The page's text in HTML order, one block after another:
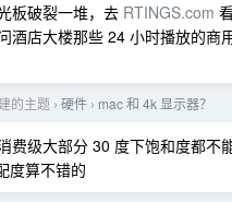
板破裂一堆，去 RTINGS.com
酒店大楼那些 24 小时播放的
的主题 › 硬件 › mac 和 4k 显示器？
费级大部分 30 度下饱和度都
度算不错的